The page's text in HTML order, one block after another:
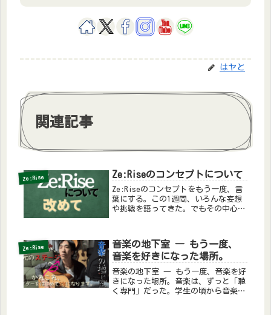
はヤと
関連記事
Ze:Rise Ze:Riseのコンセプトについて
Ze:Riseのコンセプトをもう一度、言
葉にする。この1週間、いろんな妄想
や挑戦を語ってきた。でもその中心に
る」そんな未来を、ゼロからでもつく
っていきたい。Ze:Riseの名...
Ze:Rise
音楽の地下室 ― もう一度、
音楽を好きになった場所。
音楽の地下室 ― もう一度、音楽を好
きになった場所。音楽は、ずっと「聴
く専門」だった。学生の頃から音楽は